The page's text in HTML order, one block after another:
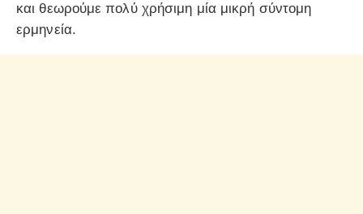
και θεωρούμε πολύ χρήσιμη μία μικρή σύντομη
ερμηνεία.